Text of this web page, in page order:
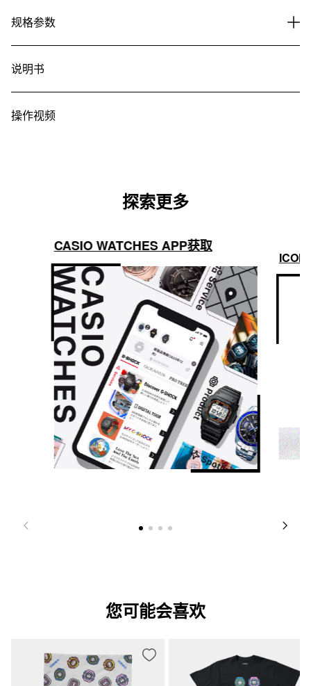
规格参数
说明书
操作视频
探索更多
CASIO WATCHES APP获取
您可能会喜欢